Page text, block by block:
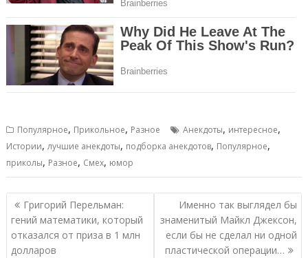
Популярное, Прикольное, Разное Анекдоты, интересное,
Истории, лучшие анекдоты, подборка анекдотов, Популярное,
приколы, Разное, Смех, юмор
Навигация
по
записям
Григорий Перельман:
гений математики, который
отказался от приза в 1 млн
долларов
Именно так выглядел бы
знаменитый Майкл Джексон,
если бы не сделал ни одной
пластической операции…